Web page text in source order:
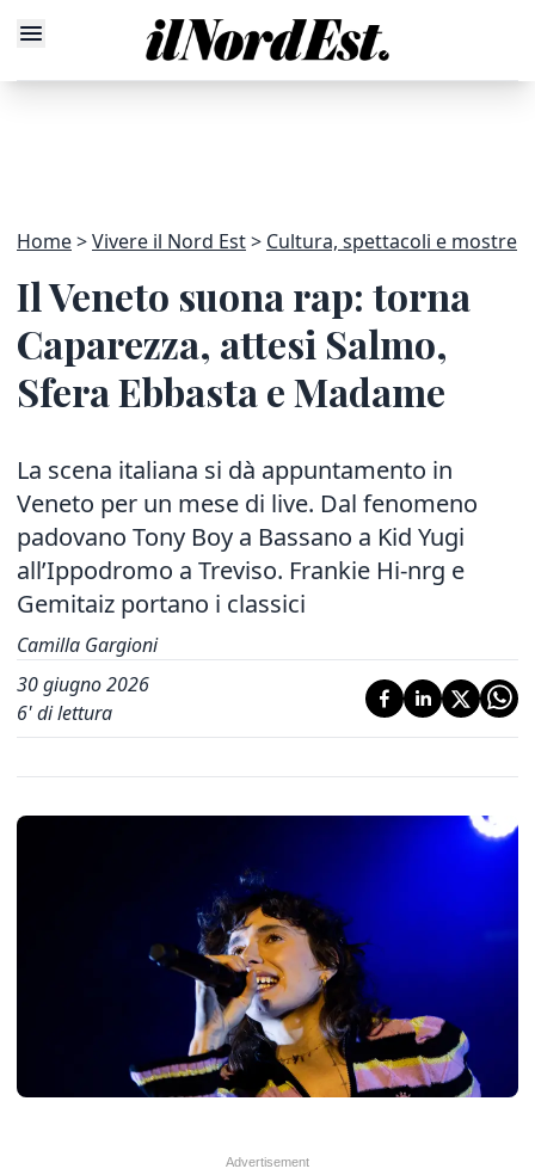
Home Vivere il Nord Est Cultura, spettacoli e mostre
Il Veneto suona rap: torna
Caparezza, attesi Salmo,
Sfera Ebbasta e Madame
La scena italiana si dà appuntamento in
Veneto per un mese di live. Dal fenomeno
padovano Tony Boy a Bassano a Kid Yugi
all’Ippodromo a Treviso. Frankie Hi-nrg e
Gemitaiz portano i classici
Camilla Gargioni
30 giugno 2026
6' di lettura